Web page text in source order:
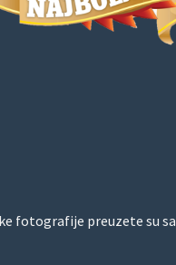
fotografije preuzete su sa